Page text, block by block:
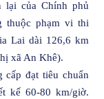
lại của Chính phủ
thuộc phạm vi thi
Lai dài 126,6 km
xã An Khê).
cấp đạt tiêu chuẩn
kế 60-80 km/giờ.